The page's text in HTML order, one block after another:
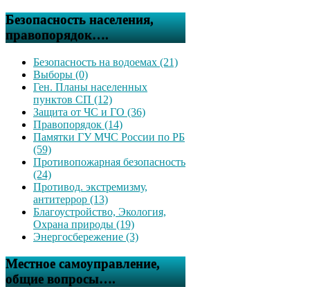
Безопасность населения,
правопорядок….
Безопасность на водоемах (21)
Выборы (0)
Ген. Планы населенных
пунктов СП (12)
Защита от ЧС и ГО (36)
Правопорядок (14)
Памятки ГУ МЧС России по РБ
(59)
Противопожарная безопасность
(24)
Противод. экстремизму,
антитеррор (13)
Благоустройство, Экология,
Охрана природы (19)
Энергосбережение (3)
Местное самоуправление,
общие вопросы….